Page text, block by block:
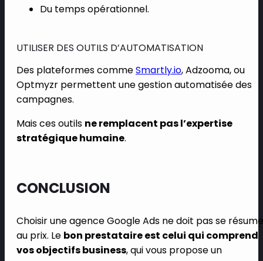
Du temps opérationnel.
UTILISER DES OUTILS D’AUTOMATISATION
Des plateformes commeSmartly.io, Adzooma, ou
Optmyzr permettent une gestion automatisée des
campagnes.
Mais ces outils ne remplacent pas l’expertise
stratégique humaine.
CONCLUSION
Choisir une agence Google Ads ne doit pas se
au prix. Le bon prestataire est celui qui comprend
vos objectifs business, qui vous propose un